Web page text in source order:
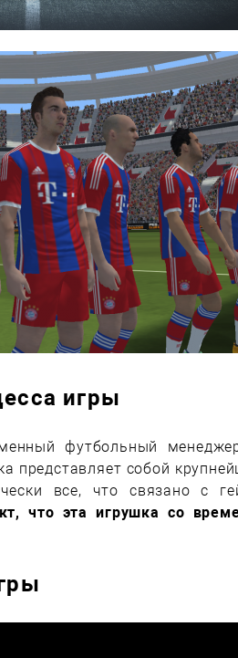
игры
футбольный
представляет собой
все, что связано с
что эта игрушка со